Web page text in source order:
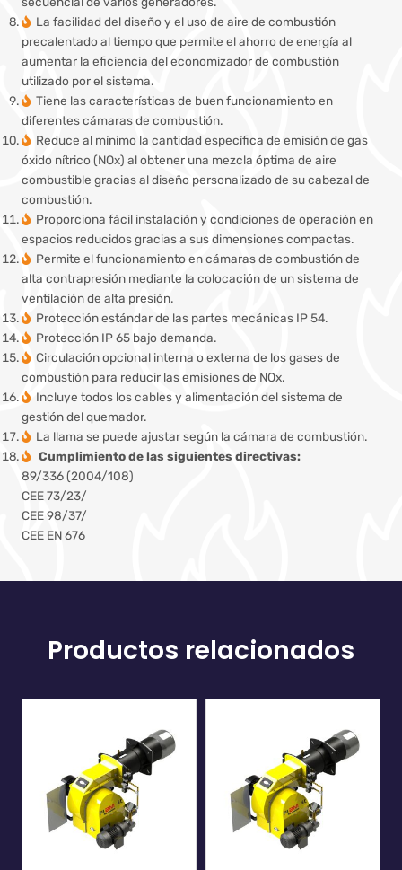
La facilidad del diseño y el uso de aire de combustión
precalentado al tiempo que permite el ahorro de energía al
aumentar la eficiencia del economizador de combustión
utilizado por el sistema.
Tiene las características de buen funcionamiento en
diferentes cámaras de combustión.
Reduce al mínimo la cantidad específica de emisión de gas
óxido nítrico (NOx) al obtener una mezcla óptima de aire
combustible gracias al diseño personalizado de su cabezal de
combustión.
Proporciona fácil instalación y condiciones de operación en
espacios reducidos gracias a sus dimensiones compactas.
Permite el funcionamiento en cámaras de combustión de
alta contrapresión mediante la colocación de un sistema de
ventilación de alta presión.
Protección estándar de las partes mecánicas IP 54.
Protección IP 65 bajo demanda.
Circulación opcional interna o externa de los gases de
combustión para reducir las emisiones de NOx.
Incluye todos los cables y alimentación del sistema de
gestión del quemador.
La llama se puede ajustar según la cámara de combustión.
Cumplimiento de las siguientes directivas:
89/336 (2004/108)
CEE 73/23/
CEE 98/37/
CEE EN 676
Productos relacionados